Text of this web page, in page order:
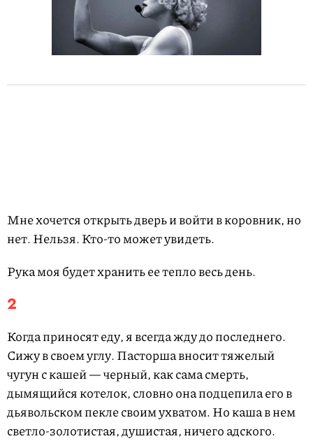
Мне хочется открыть дверь и войти в коровник, но
нет. Нельзя. Кто-то может увидеть.
Рука моя будет хранить ее тепло весь день.
2
Когда приносят еду, я всегда жду до последнего.
Сижу в своем углу. Пасторша вносит тяжелый
чугун с кашей — черный, как сама смерть,
дымящийся котелок, словно она подцепила его в
дьявольском пекле своим ухватом. Но каша в нем
светло-золотистая, душистая, ничего адского.